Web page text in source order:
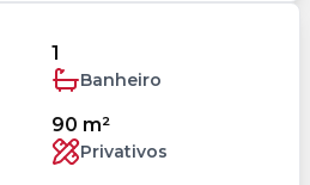
1
Banheiro
90 m²
Privativos